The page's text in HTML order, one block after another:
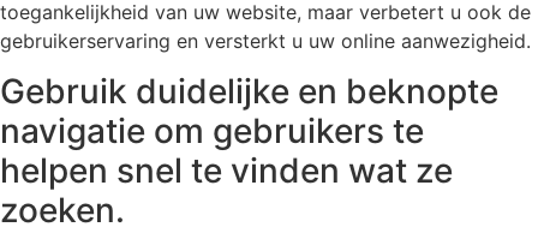
toegankelijkheid van uw website, maar verbetert u ook de
gebruikerservaring en versterkt u uw online aanwezigheid.
Gebruik duidelijke en beknopte
navigatie om gebruikers te
helpen snel te vinden wat ze
zoeken.